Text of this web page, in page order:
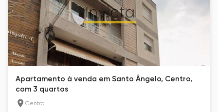
Apartamento à venda em Santo Ângelo, Centro,
com 3 quartos
Centro